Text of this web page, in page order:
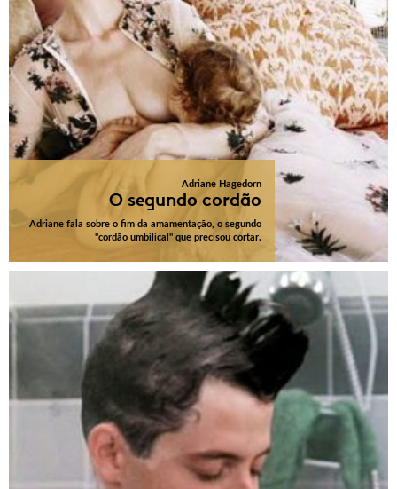
Adriane Hagedorn
O segundo cordão
Adriane fala sobre o fim da amamentação, o segundo
"cordão umbilical" que precisou cortar.